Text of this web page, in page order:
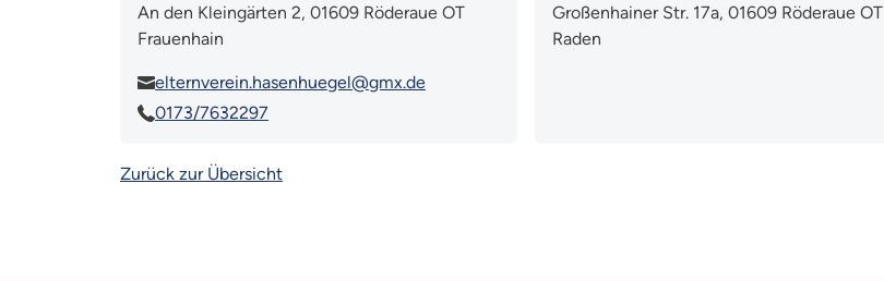
An den Kleingärten 2, 01609 Röderaue OT
Frauenhain
elternverein.hasenhuegel@gmx.de
0173/7632297
Großenhainer Str. 17a, 01609 Röderaue OT
Raden
Zurück zur Übersicht